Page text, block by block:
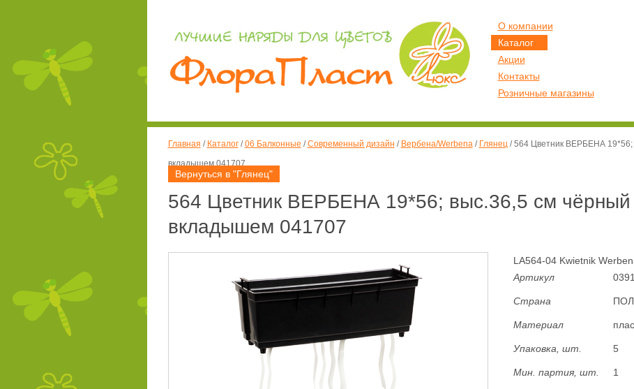
Главная / Каталог/06 Балконные /Современный дизайн / Вербена/Werbena/ Глянец/564 Цветник ВЕРБЕНА 19*56;
вкладышем 041707
Вернуться в "Глянец"
564 Цветник ВЕРБЕНА 19*56; выс.36,5 см чёрный
вкладышем 041707
LA564-04 Kwietnik
Артикул
Страна
Материал
Упаковка, шт. 5
Мин. партия, шт. 1
О компании
Каталог
Акции
Контакты
Розничные магазины